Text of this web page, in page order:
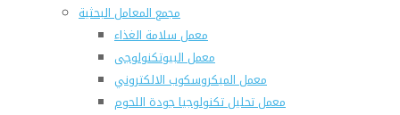
مجمع المعامل البحثية
معمل سلامة الغذاء
معمل البيوتكنولوجى
معمل الميكروسكوب الالكتروني
معمل تحليل تكنولوجيا جودة اللحوم